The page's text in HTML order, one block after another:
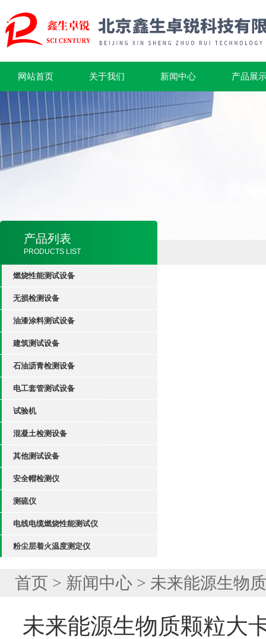
网站首页 关于我们 新闻中心 产品展
产品列表
PRODUCTS LIST
燃烧性能测试设备
无损检测设备
油漆涂料测试设备
建筑测试设备
石油沥青检测设备
电工套管测试设备
试验机
混凝土检测设备
其他测试设备
安全帽检测仪
测硫仪
电线电缆燃烧性能测试仪
粉尘层着火温度测定仪
首页 > 新闻中心 > 未来能源生物
未来能源生物质颗粒大